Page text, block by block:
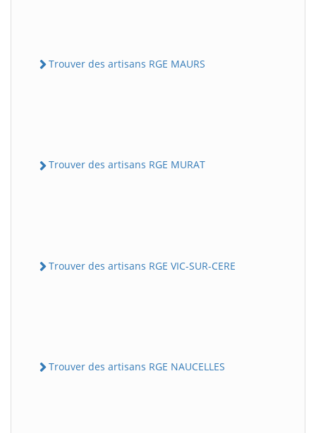
Trouver des artisans RGE MAURS
Trouver des artisans RGE MURAT
Trouver des artisans RGE VIC-SUR-CERE
Trouver des artisans RGE NAUCELLES